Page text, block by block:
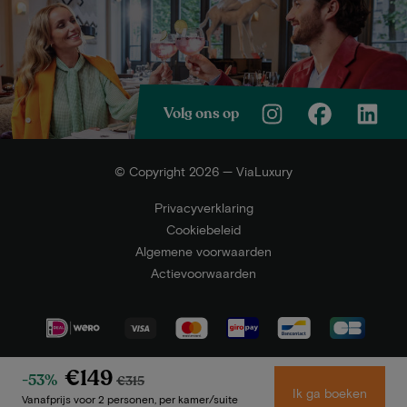
-53% €149 €315
Vanafprijs voor 2 personen, per kamer/suite Ik ga boeken
Volg ons op
© Copyright 2026 — ViaLuxury
Privacyverklaring
Cookiebeleid
Algemene voorwaarden
Actievoorwaarden